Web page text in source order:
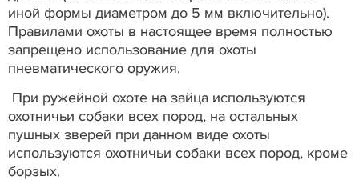
иной формы диаметром до 5 мм включительно).
Правилами охоты в настоящее время полностью
запрещено использование для охоты
пневматического оружия.
При ружейной охоте на зайца используются
охотничьи собаки всех пород, на остальных
пушных зверей при данном виде охоты
используются охотничьи собаки всех пород, кроме
борзых.